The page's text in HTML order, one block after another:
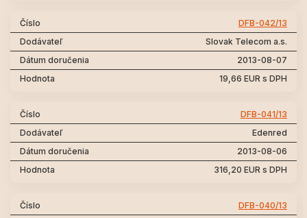
DFB-042/13
Slovak Telecom a.s.
2013-08-07
19,66 EUR s DPH
DFB-041/13
Edenred
2013-08-06
316,20 EUR s DPH
DFB-040/13